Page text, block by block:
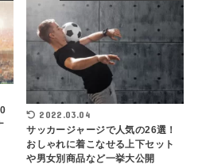
2022.03.04
サッカージャージで人気の26選！
おしゃれに着こなせる上下セット
や男女別商品など一挙大公開